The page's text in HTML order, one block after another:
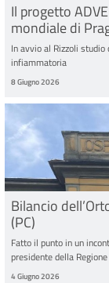
Il progetto
mondiale di
In avvio al Rizzoli
infiammatoria
8 Giugno 2026
Bilancio
(PC)
Fatto il punto in un
presidente della
4 Giugno 2026